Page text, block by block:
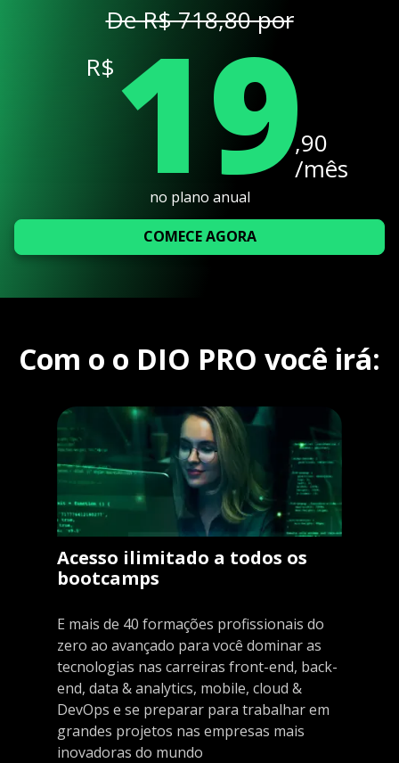
De R$ 718,80 por
R$ 19,90
/mês
no plano anual
COMECE AGORA
Com o o DIO PRO você irá:
Acesso ilimitado a todos os
bootcamps
E mais de 40 formações profissionais do
zero ao avançado para você dominar as
tecnologias nas carreiras front-end, back-
end, data & analytics, mobile, cloud &
DevOps e se preparar para trabalhar em
grandes projetos nas empresas mais
inovadoras do mundo